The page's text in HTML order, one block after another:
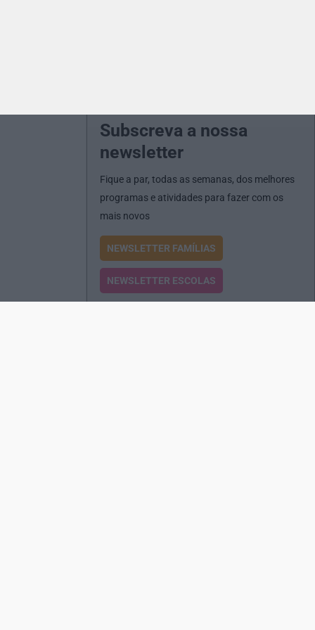
Subscreva a nossa
newsletter
Fique a par, todas as semanas, dos melhores
programas e atividades para fazer com os
mais novos
NEWSLETTER FAMÍLIAS
NEWSLETTER ESCOLAS